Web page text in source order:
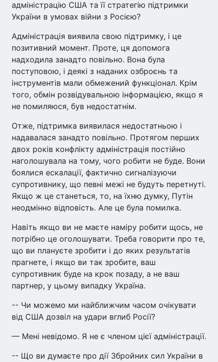
адміністрацію США та її стратегію підтримки
України в умовах війни з Росією?
Адміністрація виявила свою підтримку, і це
позитивний момент. Проте, ця допомога
надходила занадто повільно. Вона була
поступовою, і деякі з наданих озброєнь та
інструментів мали обмежений функціонал. Крім
того, обмін розвідувальною інформацією, якщо я
не помиляюся, був недостатнім.
Отже, підтримка виявилася недостатньою і
надавалася занадто повільно. Протягом перших
двох років конфлікту адміністрація постійно
наголошувала на тому, чого робити не буде. Вони
боялися ескалації, фактично сигналізуючи
супротивнику, що певні межі не будуть перетнуті.
Якщо ж це станеться, то, на їхню думку, Путін
неодмінно відповість. Але це була помилка.
Навіть якщо ви не маєте наміру робити щось, не
потрібно це оголошувати. Треба говорити про те,
що ви плануєте зробити і до яких результатів
прагнете, і якщо ви так зробите, ваш
супротивник буде на крок позаду, а не ваш
партнер, у цьому випадку Україна.
-- Чи можемо ми найближчим часом очікувати
від США дозвіл на удари вглиб Росії?
— Мені невідомо. Я не є членом цієї адміністрації.
-- Що ви думаєте про дії Збройних сил України в